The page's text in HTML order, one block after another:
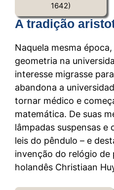
1642)
A tradição
Naquela mesma
geometria na
interesse migrasse
abandona a
tornar médico e
matemática. De suas
lâmpadas suspensas e
leis do pêndulo – e
invenção do relógio de
holandês Christiaan